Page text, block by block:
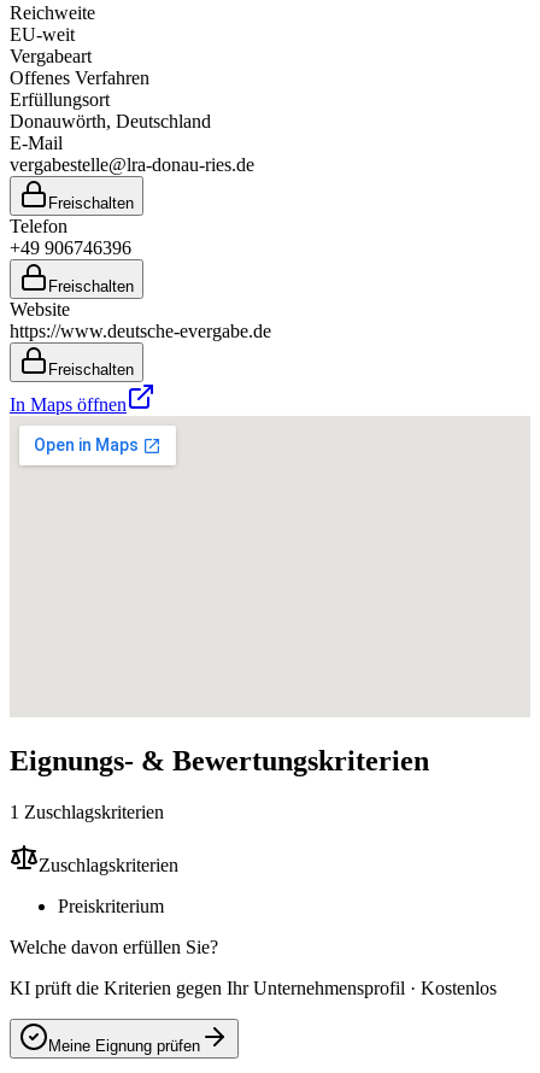
Reichweite
EU-weit
Vergabeart
Offenes Verfahren
Erfüllungsort
Donauwörth, Deutschland
E-Mail
vergabestelle@lra-donau-ries.de
Freischalten
Telefon
+49 906746396
Freischalten
Website
https://www.deutsche-evergabe.de
Freischalten
In Maps öffnen
Eignungs- & Bewertungskriterien
1 Zuschlagskriterien
Zuschlagskriterien
Preiskriterium
Welche davon erfüllen Sie?
KI prüft die Kriterien gegen Ihr Unternehmensprofil · Kostenlos
Meine Eignung prüfen